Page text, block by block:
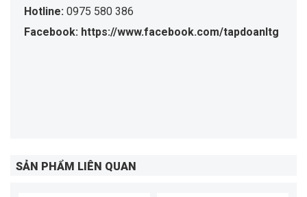
Hotline: 0975 580 386
Facebook: https://www.facebook.com/tapdoanltg
SẢN PHẨM LIÊN QUAN